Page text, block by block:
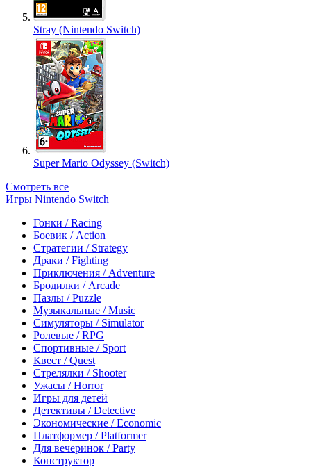
Stray (Nintendo Switch)
Super Mario Odyssey (Switch)
Смотреть все
Игры Nintendo Switch
Гонки / Racing
Боевик / Action
Стратегии / Strategy
Драки / Fighting
Приключения / Adventure
Бродилки / Arcade
Пазлы / Puzzle
Музыкальные / Music
Симуляторы / Simulator
Ролевые / RPG
Спортивные / Sport
Квест / Quest
Стрелялки / Shooter
Ужасы / Horror
Игры для детей
Детективы / Detective
Экономические / Economic
Платформер / Platformer
Для вечеринок / Party
Конструктор